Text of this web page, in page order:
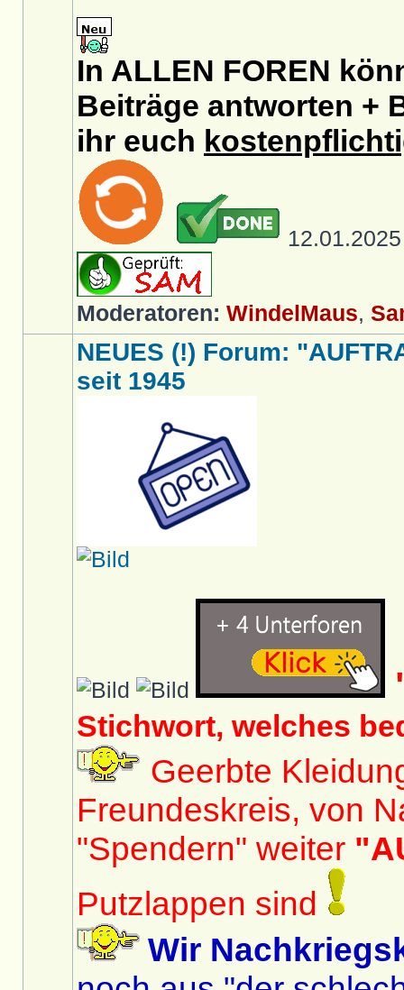
In ALLEN FOREN
Beiträge antworten +
ihr euch
Moderatoren: WindelMaus,
NEUES (!) Forum:
seit 1945
Stichwort, welches
Geerbte
Freundeskreis, von
"Spendern" weiter
Putzlappen sind
Wir